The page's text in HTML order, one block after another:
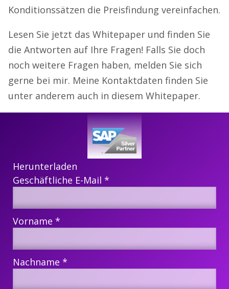
Konditionssätzen die Preisfindung vereinfachen.
Lesen Sie jetzt das Whitepaper und finden Sie
die Antworten auf Ihre Fragen! Falls Sie doch
noch weitere Fragen haben, melden Sie sich
gerne bei mir. Meine Kontaktdaten finden Sie
unter anderem auch in diesem Whitepaper.
Herunterladen